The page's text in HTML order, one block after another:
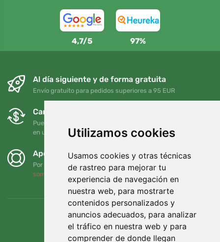
Utilizamos cookies
Usamos cookies y otras técnicas
de rastreo para mejorar tu
experiencia de navegación en
nuestra web, para mostrarte
contenidos personalizados y
anuncios adecuados, para analizar
el tráfico en nuestra web y para
comprender de donde llegan
4,7/5 97%
Al día siguiente y de forma gratuita
Envío gratuito para pedidos superiores a 95 EUR
Cambios y devoluciones gratuitos
Puede devolver o cambiar su pedido en cualquier momento
en un plazo de 90 días
Apoyamos a Trees.org
Por cada pedido plantamos un árbol. Leer más
somos